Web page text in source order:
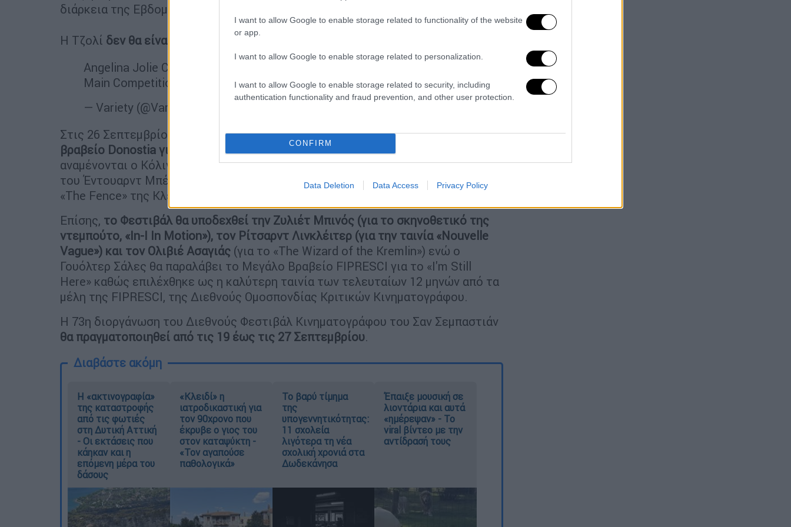
I want to allow Google to enable storage related to functionality of the website
or app.
I want to allow Google to enable storage related to personalization.
I want to allow Google to enable storage related to security, including
authentication functionality and fraud prevention, and other user protection.
CONFIRM
Data Deletion Data Access Privacy Policy
διάρκεια της Εβδομάδας Μόδας του Παρισιού, απέσπασε θετικά σχόλια.
Η Τζολί δεν θα είναι η μόνη σταρ που θα δώσει το παρών
Angelina Jolie Confirmed for San Sebastian, Co-Presenting ‘Couture’ in
Main Competition
https://t.co/SBz982tefc
— Variety (@Variety)
Στις 26 Σεπτεμβρίου,
η Τζένιφερ Λόρενς (Jennifer Lawrence) θα παραλάβει το
βραβείο Donostia για τη συνολική της προσφορά στον κινηματογράφο
αναμένονται ο Κόλιν Φάρελ (Colin Farrell) για την ταινία «Ballad of a Small Player»
του Έντουαρντ Μπέργκερ (Edward Berger) και ο Ματ Ντίλον (Matt Dillon) για το
«The Fence» της Κλερ Ντενί (Claire Denis) .
Επίσης, το Φεστιβάλ θα υποδεχθεί την Ζυλιέτ Μπινός (για το σκηνοθετικό της
ντεμπούτο, «In-I In Motion»), τον Ρίτσαρντ Λινκλέιτερ (για την ταινία «Nouvelle
Vague») και τον Ολιβιέ Ασαγιάς (για το «The Wizard of the Kremlin») ενώ ο
Γουόλτερ Σάλες θα παραλάβει το Mεγάλο Βραβείο FIPRESCI για το «I'm Still
Here» καθώς επιλέχθηκε ως η καλύτερη ταινία των τελευταίων 12 μηνών από τα
μέλη της FIPRESCI, της Διεθνούς Ομοσπονδίας Κριτικών Κινηματογράφου.
Η 73η διοργάνωση του Διεθνούς Φεστιβάλ Κινηματογράφου του Σαν Σεμπαστιάν
θα πραγματοποιηθεί από τις 19 έως τις 27 Σεπτεμβρίου.
Διαβάστε ακόμη
Η «ακτινογραφία»
της καταστροφής
από τις φωτιές
στη Δυτική Αττική
- Οι εκτάσεις που
κάηκαν και η
επόμενη μέρα του
δάσους
«Κλειδί» η
ιατροδικαστική για
τον 90χρονο που
έκρυβε ο γιος του
στον καταψύκτη -
«Τον αγαπούσε
παθολογικά»
Το βαρύ τίμημα
της
υπογεννητικότητας:
11 σχολεία
λιγότερα τη νέα
σχολική χρονιά στα
Δωδεκάνησα
Έπαιξε μουσική σε
λιοντάρια και αυτά
«ημέρεψαν» - Το
viral βίντεο με την
αντίδρασή τους